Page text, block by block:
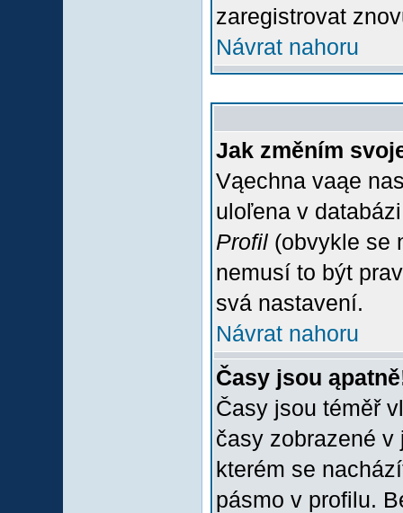
zaregistrovat
Návrat nahoru
Jak změním
Vąechna vaąe
uloľena v
Profil (obvykle se
nemusí to být
svá nastavení.
Návrat nahoru
Časy jsou
Časy jsou téměř
časy zobrazené
kterém se
pásmo v profilu.